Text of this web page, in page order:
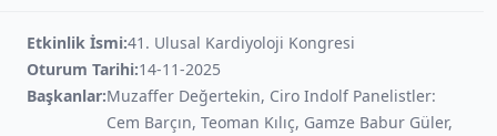
Etkinlik İsmi:41. Ulusal Kardiyoloji Kongresi
Oturum Tarihi:14-11-2025
Başkanlar:Muzaffer Değertekin, Ciro Indolf Panelistler:
Cem Barçın, Teoman Kılıç, Gamze Babur Güler,